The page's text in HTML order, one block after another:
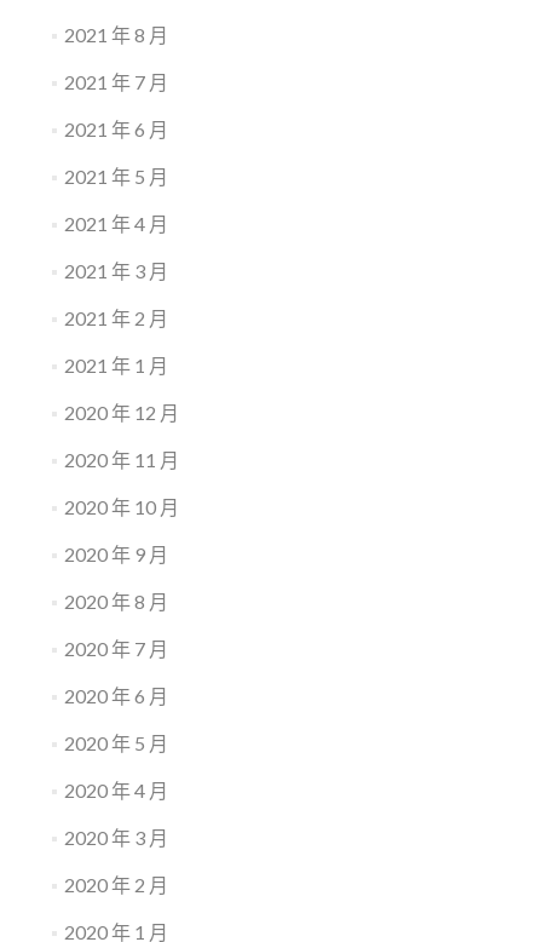
2021 年 8 月
2021 年 7 月
2021 年 6 月
2021 年 5 月
2021 年 4 月
2021 年 3 月
2021 年 2 月
2021 年 1 月
2020 年 12 月
2020 年 11 月
2020 年 10 月
2020 年 9 月
2020 年 8 月
2020 年 7 月
2020 年 6 月
2020 年 5 月
2020 年 4 月
2020 年 3 月
2020 年 2 月
2020 年 1 月